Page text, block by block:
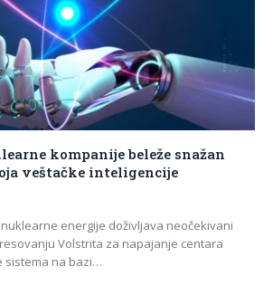
kompanije beleže snažan
veštačke inteligencije
nuklearne energije doživljava neočekivani
Volstrita za napajanje centara
sistema na bazi…